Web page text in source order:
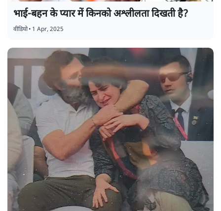
भाई-बहन के प्यार में किनको अश्लीलता दिखती है?
वीडियो• 1 Apr, 2025